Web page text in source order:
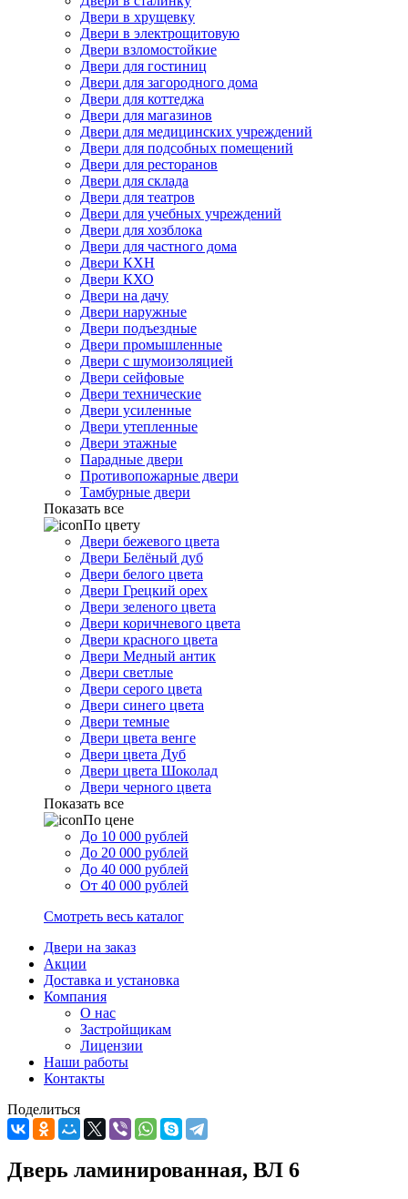
Двери в хрущевку
Двери в электрощитовую
Двери взломостойкие
Двери для гостиниц
Двери для загородного дома
Двери для коттеджа
Двери для магазинов
Двери для медицинских учреждений
Двери для подсобных помещений
Двери для ресторанов
Двери для склада
Двери для театров
Двери для учебных учреждений
Двери для хозблока
Двери для частного дома
Двери КХН
Двери КХО
Двери на дачу
Двери наружные
Двери подъездные
Двери промышленные
Двери с шумоизоляцией
Двери сейфовые
Двери технические
Двери усиленные
Двери утепленные
Двери этажные
Парадные двери
Противопожарные двери
Тамбурные двери
Показать все
По цвету
Двери бежевого цвета
Двери Белёный дуб
Двери белого цвета
Двери Грецкий орех
Двери зеленого цвета
Двери коричневого цвета
Двери красного цвета
Двери Медный антик
Двери светлые
Двери серого цвета
Двери синего цвета
Двери темные
Двери цвета венге
Двери цвета Дуб
Двери цвета Шоколад
Двери черного цвета
Показать все
По цене
До 10 000 рублей
До 20 000 рублей
До 40 000 рублей
От 40 000 рублей
Смотреть весь каталог
Двери на заказ
Акции
Доставка и установка
Компания
О нас
Застройщикам
Лицензии
Наши работы
Контакты
Поделиться
Дверь ламинированная, ВЛ 6